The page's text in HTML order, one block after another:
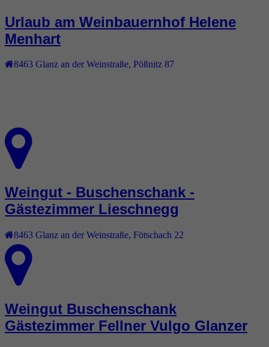
Urlaub am Weinbauernhof Helene
Menhart
8463 Glanz an der Weinstraße, Pößnitz 87
Weingut - Buschenschank -
Gästezimmer Lieschnegg
8463 Glanz an der Weinstraße, Fötschach 22
Weingut Buschenschank
Gästezimmer Fellner Vulgo Glanzer